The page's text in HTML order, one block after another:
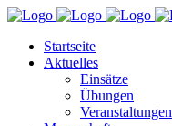
Startseite
Aktuelles
Einsätze
Übungen
Veranstaltungen